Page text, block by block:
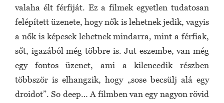
valaha élt férfiját. Ez a filmek egyetlen tudatosan
felépített üzenete, hogy nők is lehetnek jedik, vagyis
a nők is képesek lehetnek mindarra, mint a férfiak,
sőt, igazából még többre is. Jut eszembe, van még
egy fontos üzenet, ami a kilencedik részben
többször is elhangzik, hogy „sose becsülj alá egy
droidot”. So deep… A filmben van egy nagyon rövid